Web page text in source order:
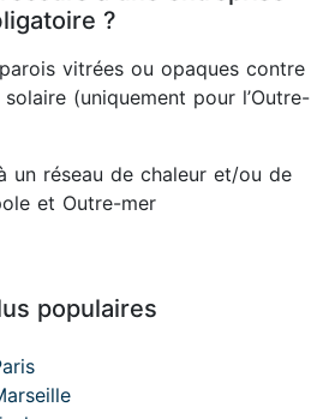
?
vitrées ou opaques contre
(uniquement pour l’Outre-
un réseau de chaleur et/ou de
et Outre-mer
populaires